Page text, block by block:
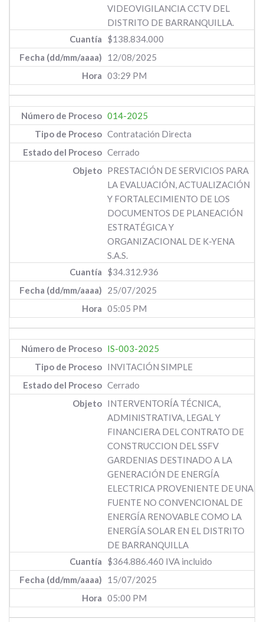
VIDEOVIGILANCIA CCTV DEL
DISTRITO DE BARRANQUILLA.
$138.834.000
12/08/2025
03:29 PM
014-2025
Contratación Directa
Cerrado
PRESTACIÓN DE SERVICIOS PARA
LA EVALUACIÓN, ACTUALIZACIÓN
Y FORTALECIMIENTO DE LOS
DOCUMENTOS DE PLANEACIÓN
ESTRATÉGICA Y
ORGANIZACIONAL DE K-YENA
S.A.S.
$34.312.936
25/07/2025
05:05 PM
IS-003-2025
INVITACIÓN SIMPLE
Cerrado
INTERVENTORÍA TÉCNICA,
ADMINISTRATIVA, LEGAL Y
FINANCIERA DEL CONTRATO DE
CONSTRUCCION DEL SSFV
GARDENIAS DESTINADO A LA
GENERACIÓN DE ENERGÍA
ELECTRICA PROVENIENTE DE UNA
FUENTE NO CONVENCIONAL DE
ENERGÍA RENOVABLE COMO LA
ENERGÍA SOLAR EN EL DISTRITO
DE BARRANQUILLA
$364.886.460 IVA incluido
15/07/2025
05:00 PM